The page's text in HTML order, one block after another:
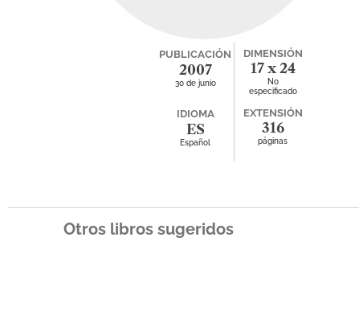
PUBLICACIÓN
2007
30 de junio
DIMENSIÓN
17 x 24
No
especificado
IDIOMA
ES
Español
EXTENSIÓN
316
páginas
Otros libros sugeridos